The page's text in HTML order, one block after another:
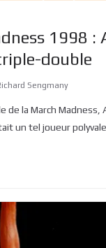
1998 :
double
Sengmany
de la March Madness,
un tel joueur